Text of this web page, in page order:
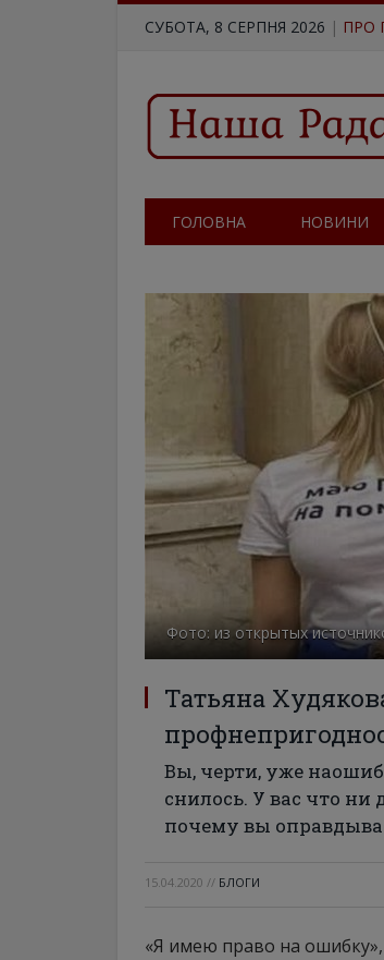
СУБОТА, 8 СЕРПНЯ 2026 | ПРО
ГОЛОВНА НОВИНИ
Фото: из открытых
Татьяна
Вы, черти, уже
снилось. У вас что
почему вы
15.04.2020 // БЛОГИ
«Я имею право на